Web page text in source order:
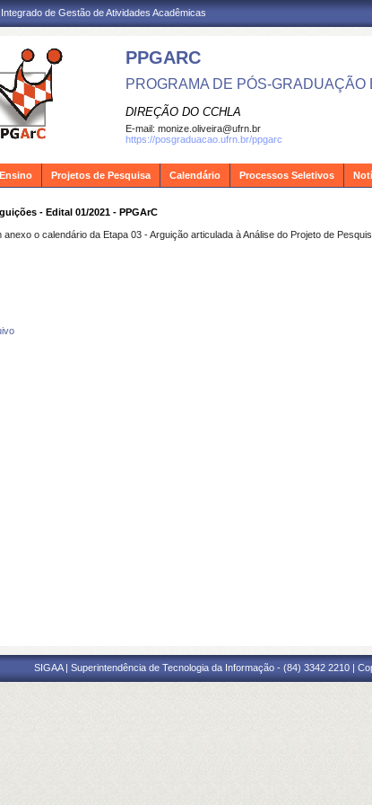
de Gestão de Atividades Acadêmicas
PPGARC
PROGRAMA DE PÓS-GRADUAÇÃO
DIREÇÃO DO CCHLA
E-mail: monize.oliveira@ufrn.br
https://posgraduacao.ufrn.br/ppgarc
Ensino Projetos de Pesquisa Calendário Processos Seletivos
- Edital 01/2021 - PPGArC
anexo o calendário da Etapa 03 - Arguição articulada à Análise do Projeto de
SIGAA | Superintendência de Tecnologia da Informação - (84) 3342 2210 |